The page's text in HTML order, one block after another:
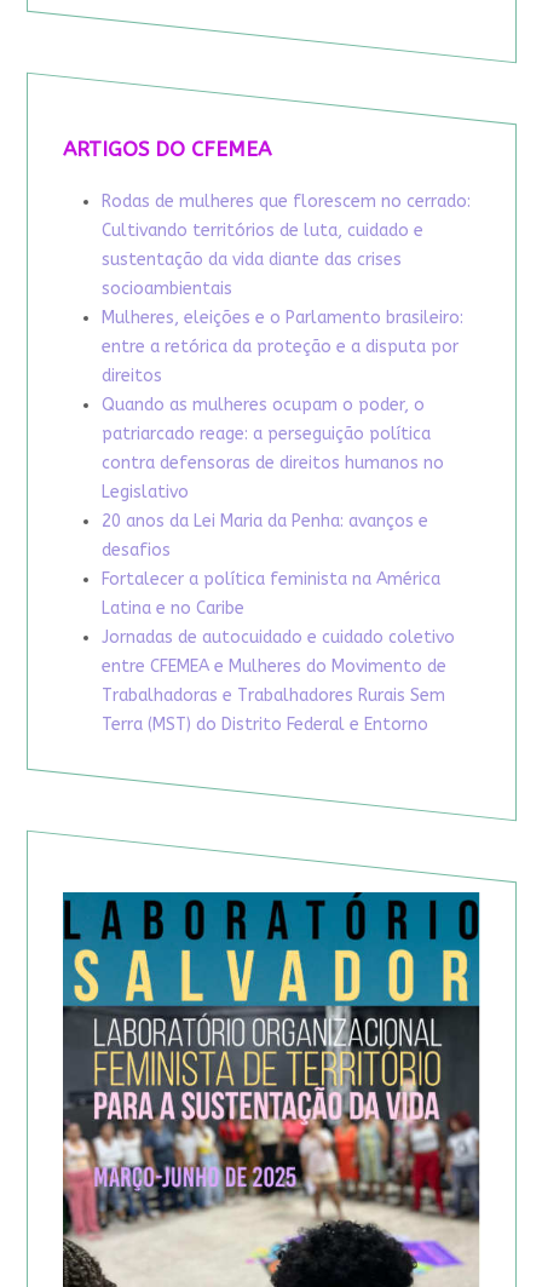
ARTIGOS DO CFEMEA
Rodas de mulheres que florescem no cerrado:
Cultivando territórios de luta, cuidado e
sustentação da vida diante das crises
socioambientais
Mulheres, eleições e o Parlamento brasileiro:
entre a retórica da proteção e a disputa por
direitos
Quando as mulheres ocupam o poder, o
patriarcado reage: a perseguição política
contra defensoras de direitos humanos no
Legislativo
20 anos da Lei Maria da Penha: avanços e
desafios
Fortalecer a política feminista na América
Latina e no Caribe
Jornadas de autocuidado e cuidado coletivo
entre CFEMEA e Mulheres do Movimento de
Trabalhadoras e Trabalhadores Rurais Sem
Terra (MST) do Distrito Federal e Entorno